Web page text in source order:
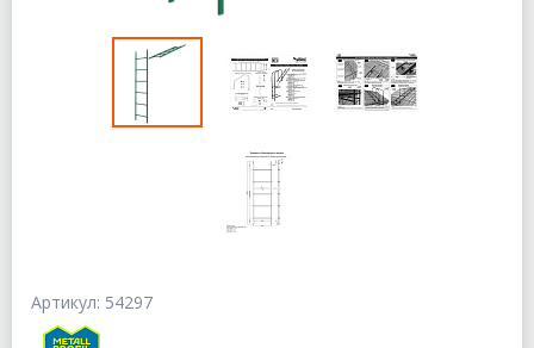
Артикул: 54297